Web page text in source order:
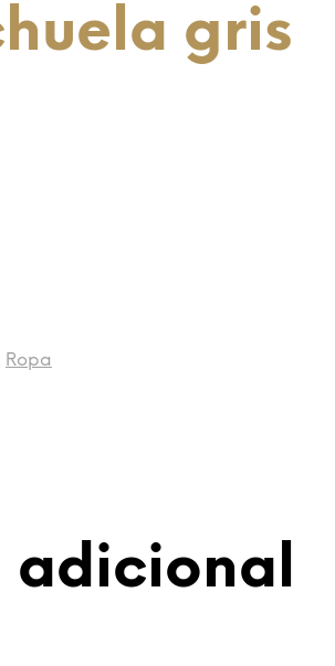
gris
Ropa
adicional